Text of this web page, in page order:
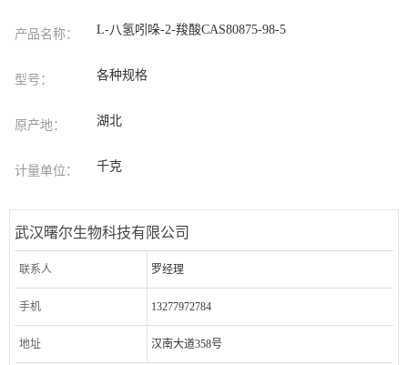
产品名称： L-八氢吲哚-2-羧酸CAS80875-98-5
型号： 各种规格
原产地： 湖北
计量单位： 千克
武汉曙尔生物科技有限公司
联系人 罗经理
手机 13277972784
地址 汉南大道358号